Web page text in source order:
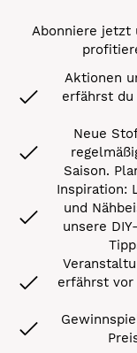
Abonniere jetzt
Aktionen
erfährst du
Neue
Saison.
Inspiration:
und
unsere
erfährst vor